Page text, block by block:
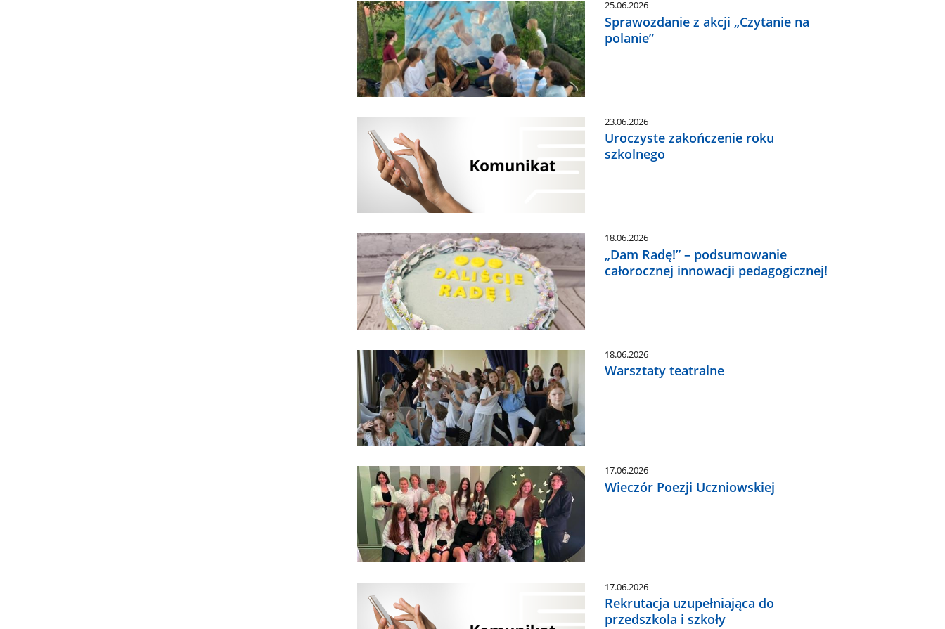
25.06.2026
Sprawozdanie z akcji „Czytanie na
polanie”
23.06.2026
Uroczyste zakończenie roku
szkolnego
18.06.2026
„Dam Radę!” – podsumowanie
całorocznej innowacji pedagogicznej!
18.06.2026
Warsztaty teatralne
17.06.2026
Wieczór Poezji Uczniowskiej
17.06.2026
Rekrutacja uzupełniająca do
przedszkola i szkoły